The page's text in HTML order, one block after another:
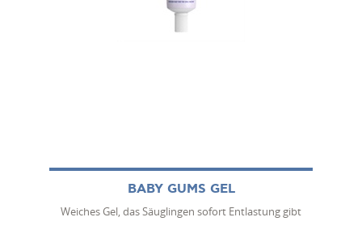
BABY GUMS GEL
Weiches Gel, das Säuglingen sofort Entlastung gibt